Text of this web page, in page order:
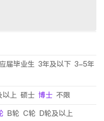
应届毕业生 3年及以下 3-5年
以上 硕士 博士 不限
B轮 C轮 D轮及以上